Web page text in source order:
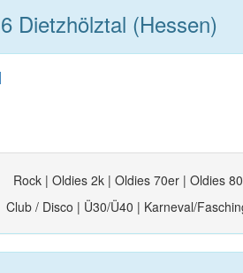
Dietzhölztal (Hessen)
Rock | Oldies 2k | Oldies 70er | Oldies
Club / Disco | Ü30/Ü40 | Karneval/